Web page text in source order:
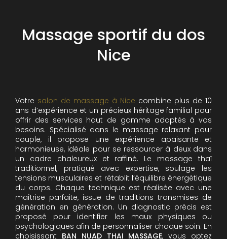
Massage sportif du dos
Nice
Votre salon de massage à Nice combine plus de 10
ans d’expérience et un précieux héritage familial pour
offrir des services haut de gamme adaptés à vos
besoins. Spécialisé dans le massage relaxant pour
couple, il propose une expérience apaisante et
harmonieuse, idéale pour se ressourcer à deux dans
un cadre chaleureux et raffiné. Le massage thaï
traditionnel, pratiqué avec expertise, soulage les
tensions musculaires et rétablit l’équilibre énergétique
du corps. Chaque technique est réalisée avec une
maîtrise parfaite, issue de traditions transmises de
génération en génération. Un diagnostic précis est
proposé pour identifier les maux physiques ou
psychologiques afin de personnaliser chaque soin. En
choisissant BAN NUAD THAI MASSAGE, vous optez